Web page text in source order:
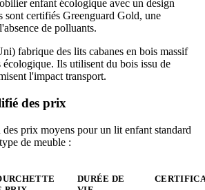
enfant écologique avec un design
sont certifiés Greenguard Gold, une
de polluants.
fabrique des lits cabanes en bois massif
écologique. Ils utilisent du bois issu de
l'impact transport.
des prix
prix moyens pour un lit enfant standard
de meuble :
DURÉE DE